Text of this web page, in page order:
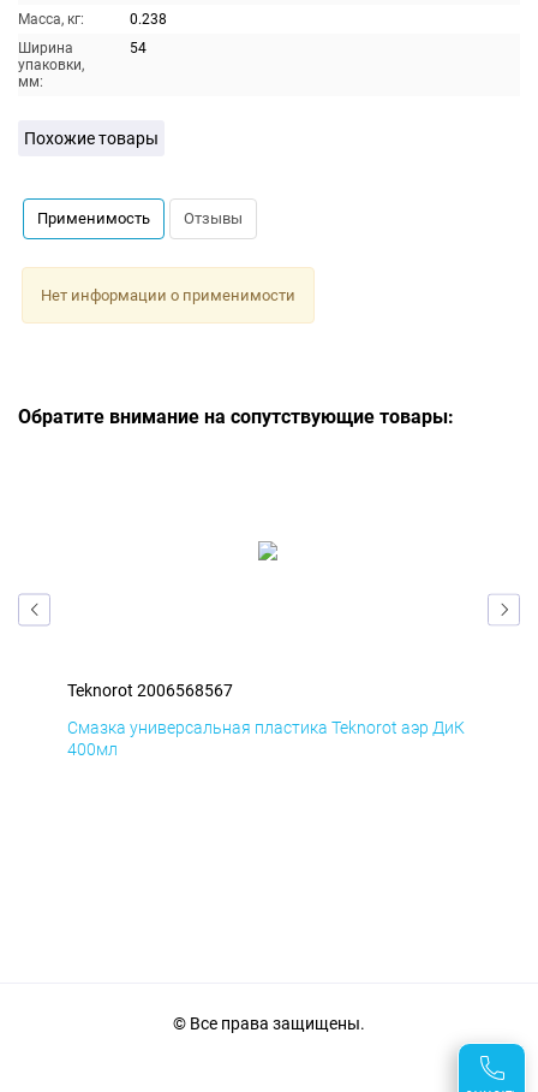
Масса, кг:
0.238
Ширина
упаковки,
мм:
54
Похожие товары
Применимость Отзывы
Нет информации о применимости
Обратите внимание на сопутствующие товары:
Teknorot 2006568567
Смазка универсальная пластика Teknorot аэр ДиК
400мл
© Все права защищены.